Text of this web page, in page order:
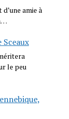
amie à
le peu